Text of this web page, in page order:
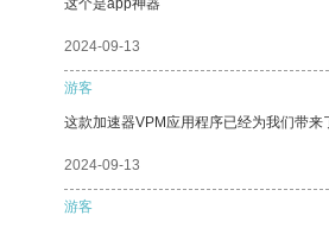
这个是app神器
2024-09-13
游客
这款加速器VPM应用程序已经为我们带来
2024-09-13
游客